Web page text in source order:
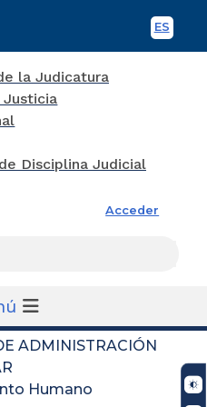
ES
Acceder
ADMINISTRACIÓN
Humano